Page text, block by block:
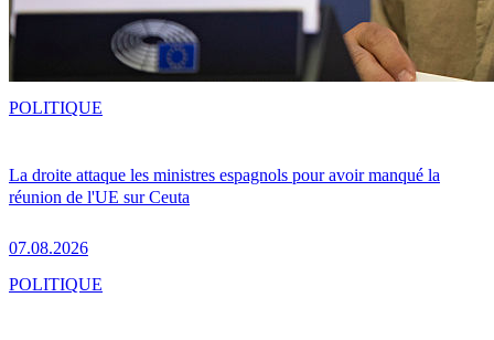
La droite attaque les ministres espagnols pour avoir manqué la
réunion de l'UE sur Ceuta
07.08.2026
POLITIQUE
POLITIQUE